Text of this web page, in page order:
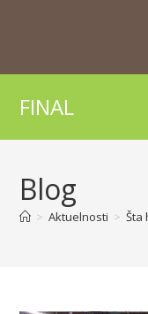
FINAL
Blog
> Aktuelnosti > Šta